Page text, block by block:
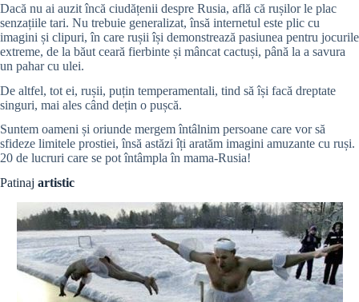
Dacă nu ai auzit încă ciudățenii despre Rusia, află că rușilor le plac
senzațiile tari. Nu trebuie generalizat, însă internetul este plic cu
imagini și clipuri, în care rușii își demonstrează pasiunea pentru jocurile
extreme, de la băut ceară fierbinte și mâncat cactuși, până la a savura
un pahar cu ulei.
De altfel, tot ei, rușii, puțin temperamentali, tind să își facă dreptate
singuri, mai ales când dețin o pușcă.
Suntem oameni și oriunde mergem întâlnim persoane care vor să
sfideze limitele prostiei, însă astăzi îți aratăm imagini amuzante cu ruși.
20 de lucruri care se pot întâmpla în mama-Rusia!
Patinaj artistic